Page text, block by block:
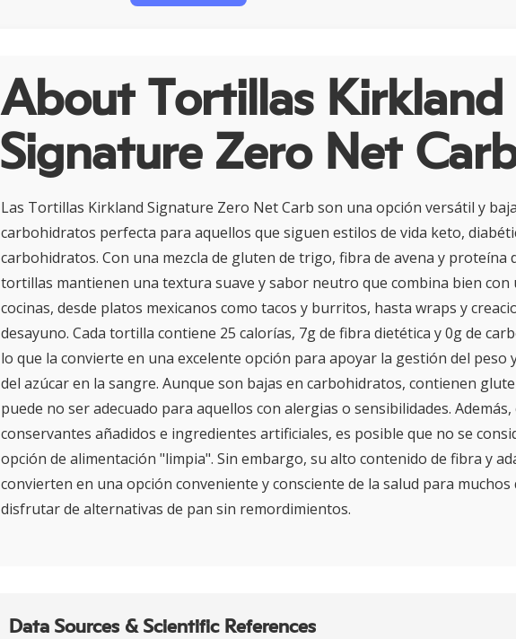
About Tortillas Kirkland
Signature Zero Net
Las Tortillas Kirkland Signature Zero Net Carb son una opción versátil y
carbohidratos perfecta para aquellos que siguen estilos de vida keto,
carbohidratos. Con una mezcla de gluten de trigo, fibra de avena y proteína
tortillas mantienen una textura suave y sabor neutro que combina bien con
cocinas, desde platos mexicanos como tacos y burritos, hasta wraps y
desayuno. Cada tortilla contiene 25 calorías, 7g de fibra dietética y 0g de
lo que la convierte en una excelente opción para apoyar la gestión del peso
del azúcar en la sangre. Aunque son bajas en carbohidratos, contienen
puede no ser adecuado para aquellos con alergias o sensibilidades.
conservantes añadidos e ingredientes artificiales, es posible que no se
opción de alimentación "limpia". Sin embargo, su alto contenido de fibra y
convierten en una opción conveniente y consciente de la salud para muchos
disfrutar de alternativas de pan sin remordimientos.
Data Sources & Scientific References